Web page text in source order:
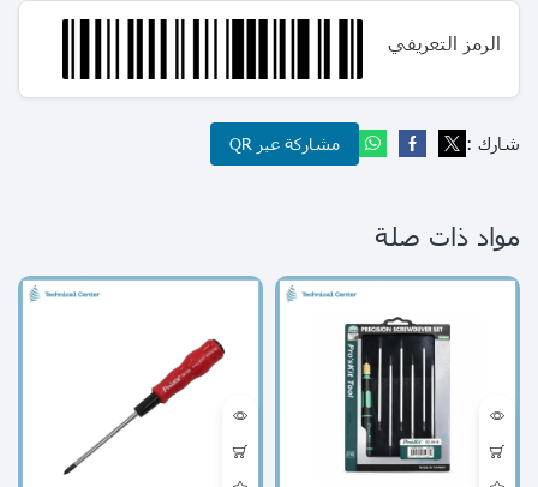
الرمز التعريفي
شارك : مشاركة عبر QR
مواد ذات صلة